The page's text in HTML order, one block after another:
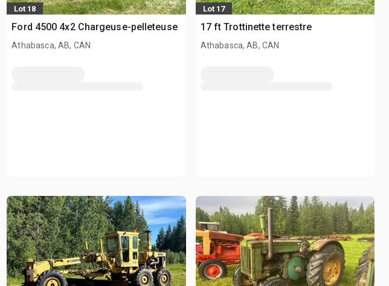
Lot 18
Ford 4500 4x2 Chargeuse-pelleteuse
Athabasca, AB, CAN
Lot 17
17 ft Trottinette terrestre
Athabasca, AB, CAN